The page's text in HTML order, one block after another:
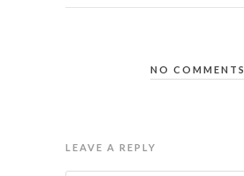
NO COMMENTS
LEAVE A REPLY